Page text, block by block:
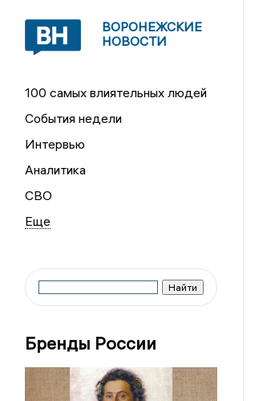
ВОРОНЕЖСКИЕ
НОВОСТИ
100 самых влиятельных людей
События недели
Интервью
Аналитика
СВО
Бренды России